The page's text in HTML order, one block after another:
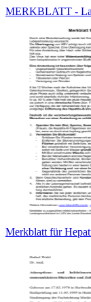
MERKBLATT -
Merkblatt für